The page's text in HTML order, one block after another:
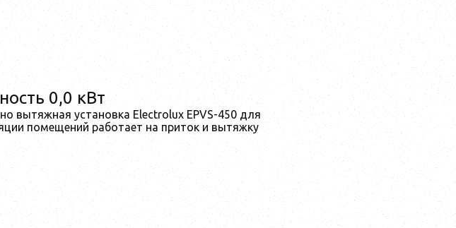
0,0 кВт
вытяжная установка Electrolux EPVS-450 для
помещений работает на приток и вытяжку